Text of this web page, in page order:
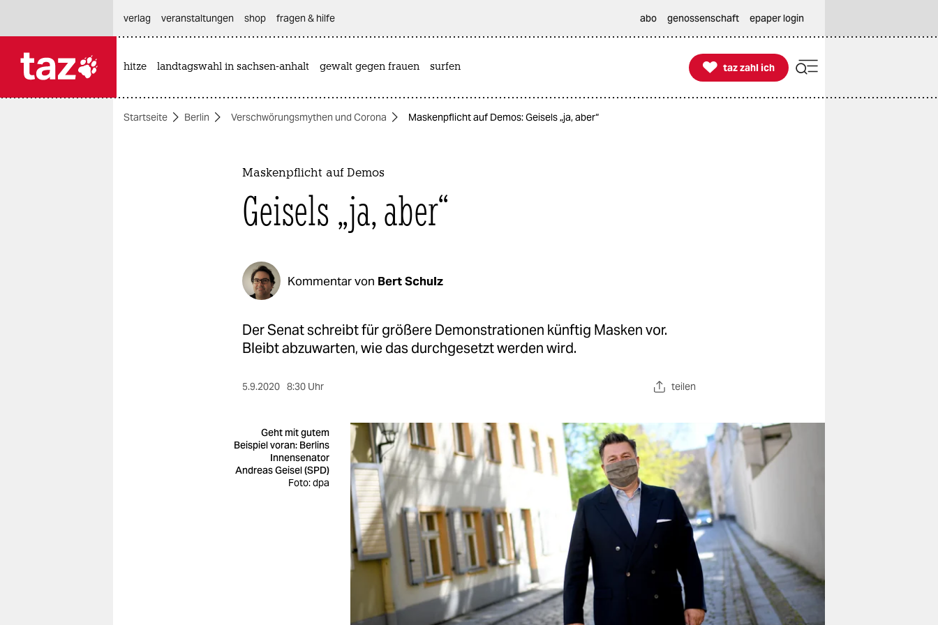
themen
verlag
veranstaltungen shop fragen & hilfe abo genossenschaft epaper login
hitze landtagswahl in sachsen-anhalt gewalt gegen frauen surfen 
taz zahl ich
taz zahl ich
Startseite Berlin Verschwörungsmythen und Corona Maskenpflicht auf Demos: Geisels „ja, aber“
Maskenpflicht auf Demos
Geisels „ja, aber“
Kommentar von Bert Schulz
Der Senat schreibt für größere Demonstrationen künftig Masken vor.
Bleibt abzuwarten, wie das durchgesetzt werden wird.
5.9.2020 8:30 Uhr teilen
Geht mit gutem
Beispiel voran: Berlins
Innensenator
Andreas Geisel (SPD)
Foto: dpa